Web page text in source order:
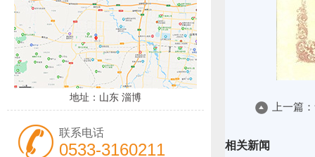
地址：山东 淄博
联系电话
0533-3160211
上一篇
相关新闻